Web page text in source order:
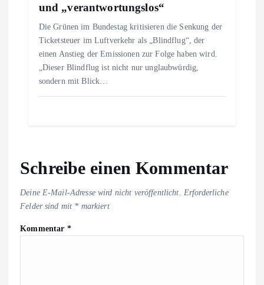
und „verantwortungslos“
Die Grünen im Bundestag kritisieren die Senkung der
Ticketsteuer im Luftverkehr als „Blindflug“, der
einen Anstieg der Emissionen zur Folge haben wird.
„Dieser Blindflug ist nicht nur unglaubwürdig,
sondern mit Blick…
Schreibe einen Kommentar
Deine E-Mail-Adresse wird nicht veröffentlicht. Erforderliche
Felder sind mit * markiert
Kommentar *